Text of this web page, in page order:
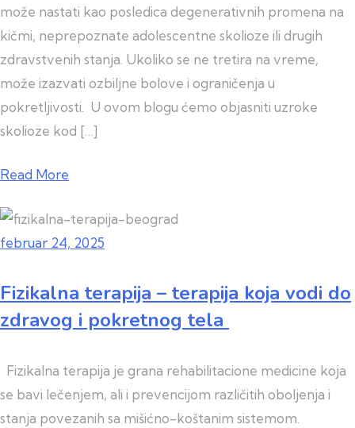
može nastati kao posledica degenerativnih promena na
kičmi, neprepoznate adolescentne skolioze ili drugih
zdravstvenih stanja. Ukoliko se ne tretira na vreme,
može izazvati ozbiljne bolove i ograničenja u
pokretljivosti. U ovom blogu ćemo objasniti uzroke
skolioze kod […]
Read More
februar 24, 2025
Fizikalna terapija – terapija koja vodi do
zdravog i pokretnog tela
Fizikalna terapija je grana rehabilitacione medicine koja
se bavi lečenjem, ali i prevencijom različitih oboljenja i
stanja povezanih sa mišićno-koštanim sistemom.